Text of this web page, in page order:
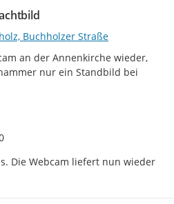
Buchholzer Straße
an der Annenkirche wieder,
nur ein Standbild bei
Die Webcam liefert nun wieder